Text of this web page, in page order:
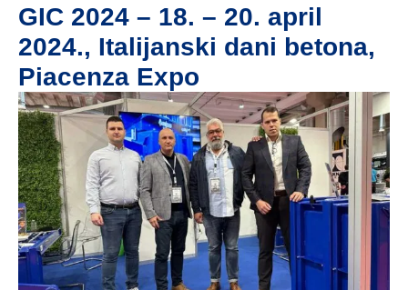
GIC 2024 – 18. – 20. april
2024., Italijanski dani betona,
Piacenza Expo